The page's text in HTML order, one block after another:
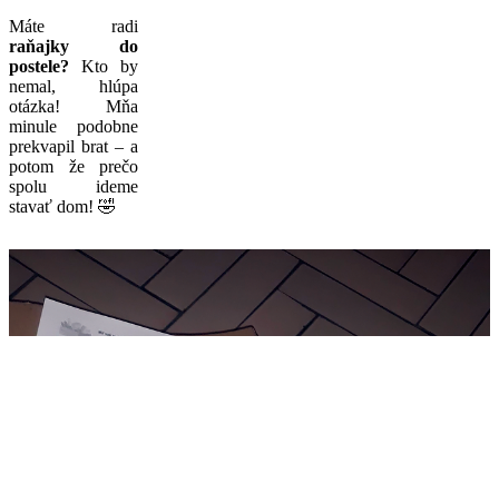
Máte radi
raňajky do
postele? Kto by
nemal, hlúpa
otázka! Mňa
minule podobne
prekvapil brat – a
potom že prečo
spolu ideme
stavať dom! 🤣